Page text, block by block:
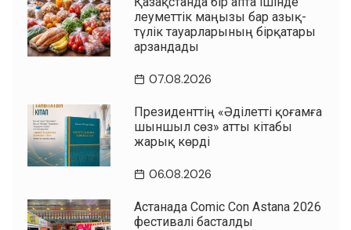
әлеуметтік маңызы бар азық-
түлік тауарларының бірқатары
арзандады
07.08.2026
Президенттің «Әділетті қоғамға
шыншыл сөз» атты кітабы
жарық көрді
06.08.2026
Астанада Comic Con Astana 2026
фестивалі басталды